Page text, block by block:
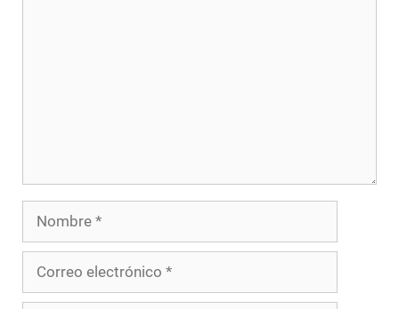
Nombre
Correo
electrónico